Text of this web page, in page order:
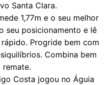
Santa Clara.
1,77m e o seu melhor
seu posicionamento e lê
Progride bem com
Combina bem
Costa jogou no Águia